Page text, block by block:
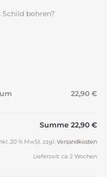
bohren?
22,90 €
Summe 22,90 €
20 % MwSt. zzgl. Versandkosten
Lieferzeit: ca. 2 Wochen